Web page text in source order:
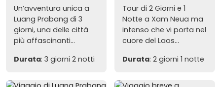
Un’avventura unica a
Luang Prabang di 3
giorni, una delle città
più affascinanti...
Durata: 3 giorni 2 notti
Tour di 2 Giorni e 1
Notte a Xam Neua ma
intenso che vi porta nel
cuore del Laos...
Durata: 2 giorni 1 notte